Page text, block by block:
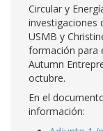
Circular y
investigaciones
USMB y
formación para
Autumn
octubre.
En el
información: